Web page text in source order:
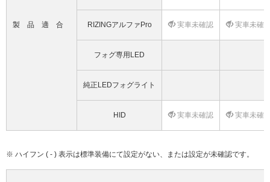
製品適合 RIZINGアルファPro 実車未確認 実車未確
フォグ専用LED
純正LEDフォグライト
HID 実車未確認 実車未確
※ ハイフン ( - ) 表示は標準装備にて設定がない、または設定が未確認です。